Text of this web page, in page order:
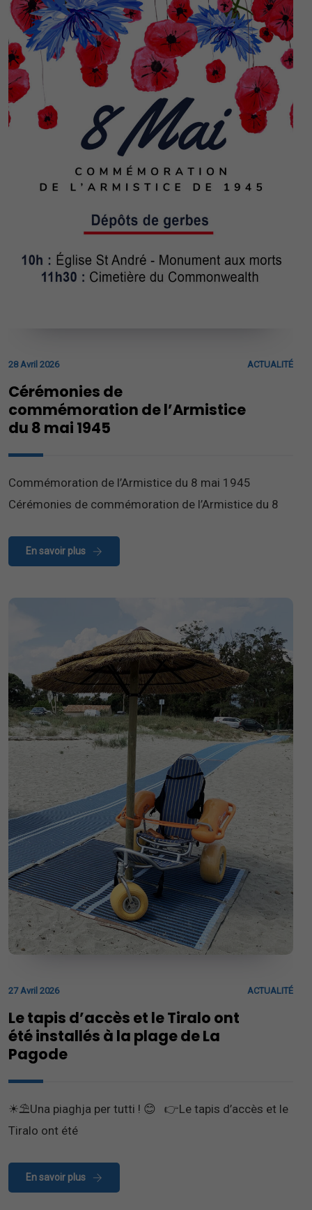
28 Avril 2026 ACTUALITÉ
Cérémonies de
commémoration de l’Armistice
du 8 mai 1945
Commémoration de l’Armistice du 8 mai 1945
Cérémonies de commémoration de l’Armistice du 8
En savoir plus
27 Avril 2026 ACTUALITÉ
Le tapis d’accès et le Tiralo ont
été installés à la plage de La
Pagode
☀⛱Una piaghja per tutti ! 😊 👉Le tapis d’accès et le
Tiralo ont été
En savoir plus